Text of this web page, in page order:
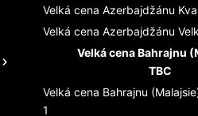
Velká cena Azerbajdžánu
Velká cena Azerbajdžánu
Velká cena Bahrajnu
TBC
Velká cena Bahrajnu
1